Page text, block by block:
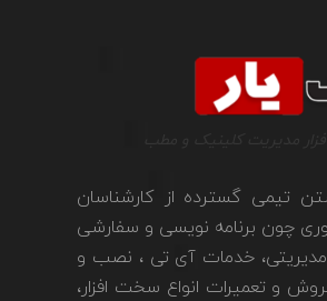
تیمی گسترده از کارشناسان
چون برنامه نویسی و سفارشی
مدیریتی، خدمات آی تی ، نصب و
و تعمیرات انواع سخت افزار،